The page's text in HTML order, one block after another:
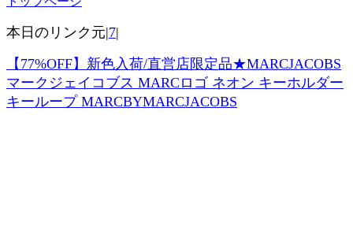
本日のリンク元|7|
【77%OFF】新色入荷/直営店限定品★MARCJACOBS
マークジェイコブス MARCロゴ ネオン キーホルダー
キーループ MARCBYMARCJACOBS